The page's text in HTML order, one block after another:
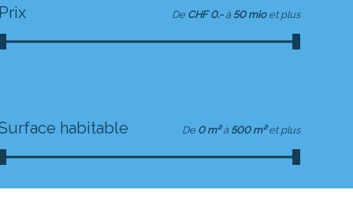
Prix De CHF 0.- à 50 mio et plus
habitable De 0 m² à 500 m² et plus